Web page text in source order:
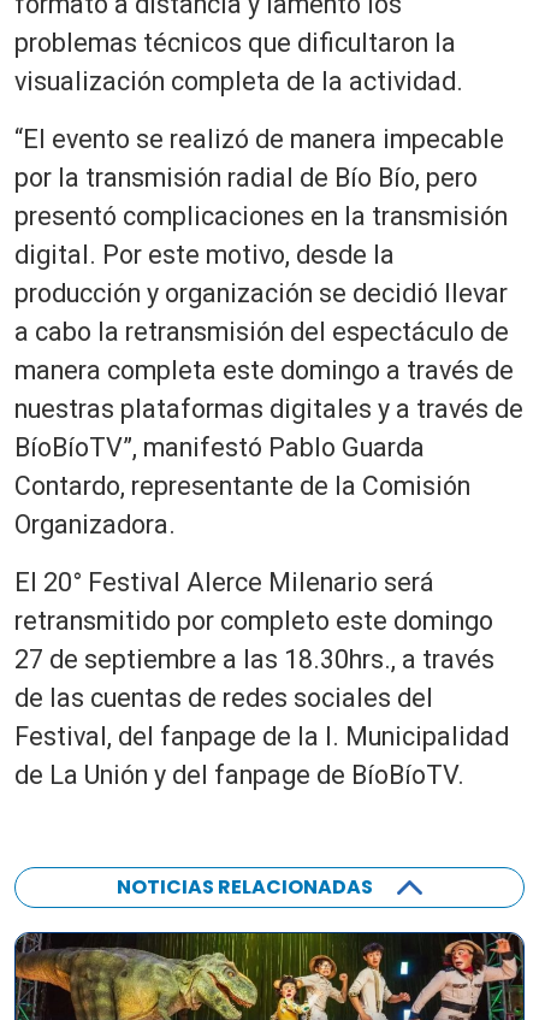
problemas técnicos que dificultaron la
visualización completa de la actividad.
“El evento se realizó de manera impecable
por la transmisión radial de Bío Bío, pero
presentó complicaciones en la transmisión
digital. Por este motivo, desde la
producción y organización se decidió llevar
a cabo la retransmisión del espectáculo de
manera completa este domingo a través de
nuestras plataformas digitales y a través de
BíoBíoTV”, manifestó Pablo Guarda
Contardo, representante de la Comisión
Organizadora.
El 20° Festival Alerce Milenario será
retransmitido por completo este domingo
27 de septiembre a las 18.30hrs., a través
de las cuentas de redes sociales del
Festival, del fanpage de la I. Municipalidad
de La Unión y del fanpage de BíoBíoTV.
NOTICIAS RELACIONADAS